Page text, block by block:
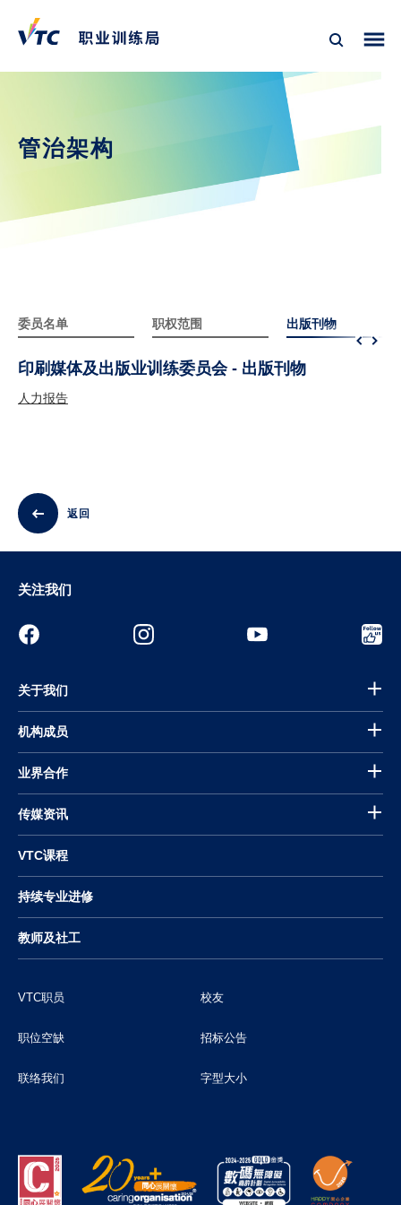
管治架构
委员名单 职权范围 出版刊物
印刷媒体及出版业训练委员会 - 出版刊物
人力报告
返回
关注我们
关于我们
机构成员
业界合作
传媒资讯
VTC课程
持续专业进修
教师及社工
VTC职员 校友
职位空缺 招标公告
联络我们 字型大小